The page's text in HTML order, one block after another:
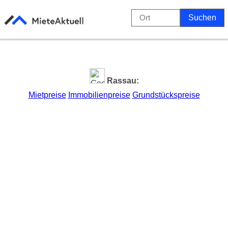
Rassau:
Mietpreise Immobilienpreise Grundstückspreise